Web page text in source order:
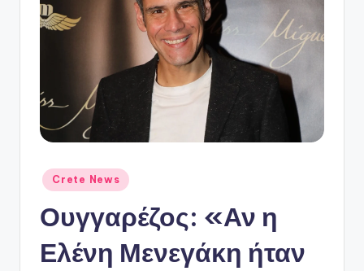
Αναρτήθηκε
σε
Crete News
Ουγγαρέζος: «Αν η
Ελένη Μενεγάκη ήταν